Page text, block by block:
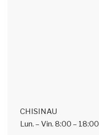
CHISINAU
Lun. – Vin. 8:00 – 18:00